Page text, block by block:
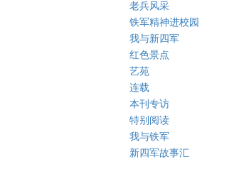
老兵风采
铁军精神进校园
我与新四军
红色景点
艺苑
连载
本刊专访
特别阅读
我与铁军
新四军故事汇